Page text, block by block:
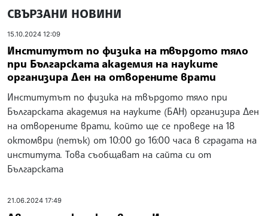
СВЪРЗАНИ НОВИНИ
15.10.2024 12:09
Институтът по физика на твърдото тяло
при Българската академия на науките
организира Ден на отворените врати
Институтът по физика на твърдото тяло при
Българската академия на науките (БАН) организира Ден
на отворените врати, който ще се проведе на 18
октомври (петък) от 10:00 до 16:00 часа в сградата на
института. Това съобщават на сайта си от
Българската
21.06.2024 17:49